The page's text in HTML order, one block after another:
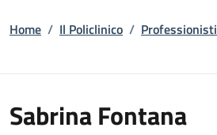
Briciole di pane
Home / Il Policlinico / Professionisti
Sabrina Fontana